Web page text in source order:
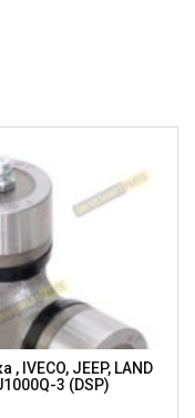
IVECO, JEEP, LAND
3 (DSP)